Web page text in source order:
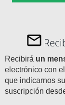
Recibirá un
electrónico con
que indicarnos
suscripción